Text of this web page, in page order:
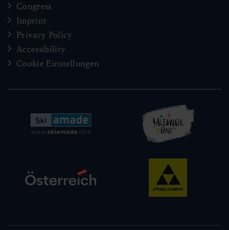
Congress
Imprint
Privacy Policy
Accessibility
Cookie Einstellungen